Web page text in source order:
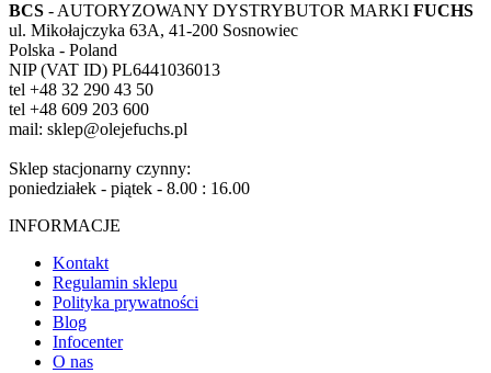
BCS - AUTORYZOWANY DYSTRYBUTOR MARKI FUCHS
ul. Mikołajczyka 63A, 41-200 Sosnowiec
Polska - Poland
NIP (VAT ID) PL6441036013
tel +48 32 290 43 50
tel +48 609 203 600
mail: sklep@olejefuchs.pl
Sklep stacjonarny czynny:
poniedziałek - piątek - 8.00 : 16.00
INFORMACJE
Kontakt
Regulamin sklepu
Polityka prywatności
Blog
Infocenter
O nas